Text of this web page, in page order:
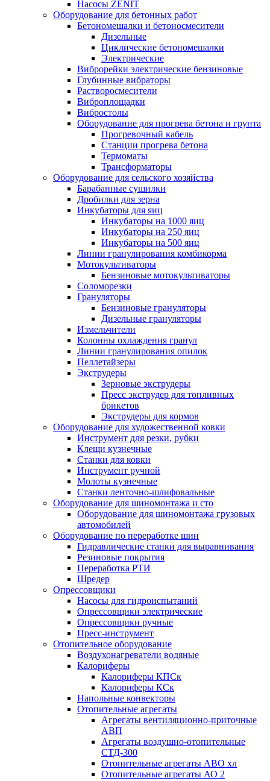
Насосы ZENIT
Оборудование для бетонных работ
Бетономешалки и бетоносмесители
Дизельные
Циклические бетономешалки
Электрические
Виброрейки электрические бензиновые
Глубинные вибраторы
Растворосмесители
Виброплощадки
Вибростолы
Оборудование для прогрева бетона и грунта
Прогревочный кабель
Станции прогрева бетона
Термоматы
Трансформаторы
Оборудование для сельского хозяйства
Барабанные сушилки
Дробилки для зерна
Инкубаторы для яиц
Инкубаторы на 1000 яиц
Инкубаторы на 250 яиц
Инкубаторы на 500 яиц
Линии гранулирования комбикорма
Мотокультиваторы
Бензиновые мотокультиваторы
Соломорезки
Грануляторы
Бензиновые грануляторы
Дизельные грануляторы
Измельчители
Колонны охлаждения гранул
Линии гранулирования опилок
Пеллетайзеры
Экструдеры
Зерновые экструдеры
Пресс экструдер для топливных
брикетов
Экструдеры для кормов
Оборудование для художественной ковки
Инструмент для резки, рубки
Клещи кузнечные
Станки для ковки
Инструмент ручной
Молоты кузнечные
Станки ленточно-шлифовальные
Оборудование для шиномонтажа и сто
Оборудование для шиномонтажа грузовых
автомобилей
Оборудование по переработке шин
Гидравлические станки для выравнивания
Резиновые покрытия
Переработка РТИ
Шредер
Опрессовщики
Насосы для гидроиспытаний
Опрессовщики электрические
Опрессовщики ручные
Пресс-инструмент
Отопительное оборудование
Воздухонагреватели водяные
Калориферы
Калориферы КПСк
Калориферы КСк
Напольные конвекторы
Отопительные агрегаты
Агрегаты вентиляционно-приточные
АВП
Агрегаты воздушно-отопительные
СТД-300
Отопительные агрегаты АВО хл
Отопительные агрегаты АО 2